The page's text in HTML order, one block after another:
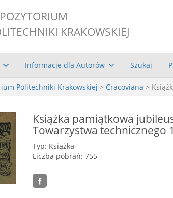
KRAKOWSKIEJ
Informacje dla Autorów Szukaj
Politechniki Krakowskiej > Cracoviana >
Książka pamiątkowa
Towarzystwa technicznego
Typ: Książka
Liczba pobrań: 755